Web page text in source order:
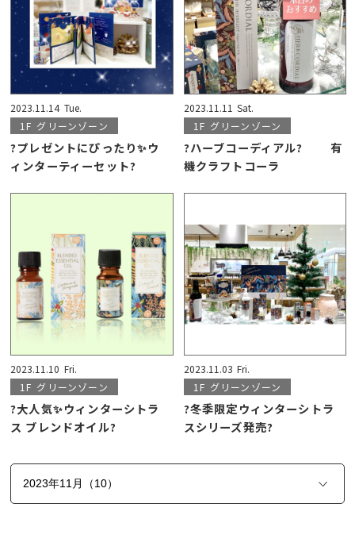
2023.11.14 Tue.
1F グリーンゾーン
?プレゼントにぴったり✨ウ
ィンターティーセット?
2023.11.11 Sat.
1F グリーンゾーン
?ハーブコーディアル? 有
機クラフトコーラ
2023.11.10 Fri.
1F グリーンゾーン
?大人気✨ウィンターシトラ
ス ブレンドオイル?
2023.11.03 Fri.
1F グリーンゾーン
?冬季限定ウィンターシトラ
スシリーズ発売?